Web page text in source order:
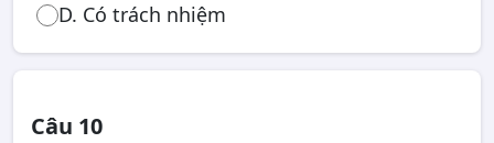
D. Có trách nhiệm
Câu 10